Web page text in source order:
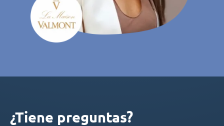
¿Tiene preguntas?